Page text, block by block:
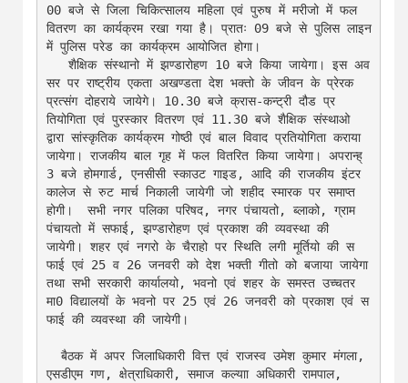
00 बजे से जिला चिकित्सालय महिला एवं पुरुष में मरीजो में फल
वितरण का कार्यक्रम रखा गया है। प्रातः 09 बजे से पुलिस लाइन
में पुलिस परेड का कार्यक्रम आयोजित होगा।
सर पर राष्ट्रीय एकता अखण्डता देश भक्तो के जीवन के प्रेरक
प्रत्संग दोहराये जायेगे। 10.30 बजे क्रास-कन्ट्री दौड प्र
तियोगिता एवं पुरस्कार वितरण एवं 11.30 बजे शैक्षिक संस्थाओ
द्वारा सांस्कृतिक कार्यक्रम गोष्ठी एवं बाल विवाद प्रतियोगिता कराया
जायेगा। राजकीय बाल गृह में फल वितरित किया जायेगा। अपरान्ह्
3 बजे होमगार्ड, एनसीसी स्काउट गाइड, आदि की राजकीय इंटर
कालेज से रुट मार्च निकाली जायेगी जो शहीद स्मारक पर समाप्त
होगी।  सभी नगर पलिका परिषद, नगर पंचायतो, ब्लाको, ग्राम
पंचायतो में सफाई, झण्डारोहण एवं प्रकाश की व्यवस्था की
जायेगी। शहर एवं नगरो के चैराहो पर स्थिति लगी मूर्तियो की स
फाई एवं 25 व 26 जनवरी को देश भक्ती गीतो को बजाया जायेगा
तथा सभी सरकारी कार्यालयो, भवनो एवं शहर के समस्त उच्चतर
मा0 विद्यालयों के भवनो पर 25 एवं 26 जनवरी को प्रकाश एवं स
फाई की व्यवस्था की जायेगी।
एसडीएम गण, क्षेत्राधिकारी, समाज कल्याा अधिकारी रामपाल,